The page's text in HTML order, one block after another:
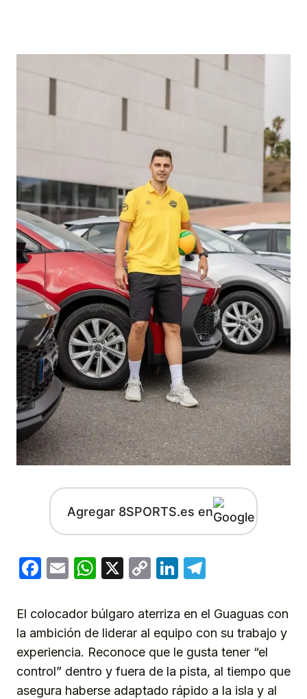
Agregar 8SPORTS.es en
Facebook
EmailWhatsApp
X
CopyLinkedIn
El colocador búlgaro aterriza en el Guaguas con
la ambición de liderar al equipo con su trabajo y
experiencia. Reconoce que le gusta tener “el
control” dentro y fuera de la pista, al tiempo que
asegura haberse adaptado rápido a la isla y al